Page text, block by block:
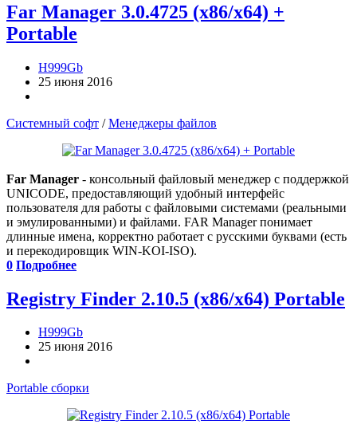
Far Manager 3.0.4725 (x86/x64) +
Portable
H999Gb
25 июня 2016
Системный софт /Менеджеры файлов
Far Manager - консольный файловый менеджер с поддержкой
UNICODE, предоставляющий удобный интерфейс
пользователя для работы с файловыми системами (реальными
и эмулированными) и файлами. FAR Manager понимает
длинные имена, корректно работает с русскими буквами (есть
и перекодировщик WIN-KOI-ISO).
0 Подробнее
Registry Finder 2.10.5 (x86/x64) Portable
H999Gb
25 июня 2016
Portable сборки